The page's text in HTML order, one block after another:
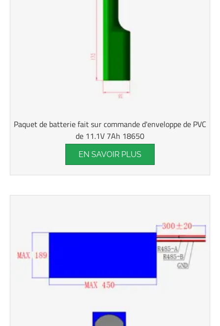
Paquet de batterie fait sur commande d'enveloppe de PVC
de 11.1V 7Ah 18650
EN SAVOIR PLUS